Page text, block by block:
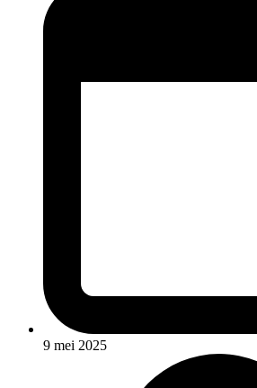
9 mei 2025